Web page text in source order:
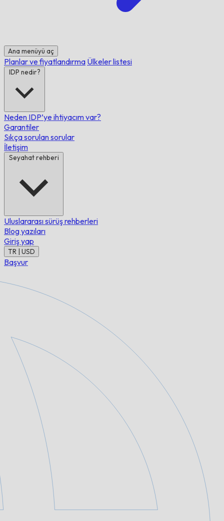
Ana menüyü aç
Planlar ve fiyatlandırma Ülkeler listesi
IDP nedir?
Neden IDP’ye ihtiyacım var?
Garantiler
Sıkça sorulan sorular
İletişim
Seyahat rehberi
Uluslararası sürüş rehberleri
Blog yazıları
Giriş yap
TR | USD
Başvur